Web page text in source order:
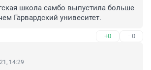
школа самбо выпустила больше
Гарвардский унивеситет.
+0 –0
14:29